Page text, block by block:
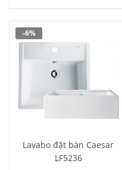
Lavabo đặt bàn Caesar
LF5236
-6%